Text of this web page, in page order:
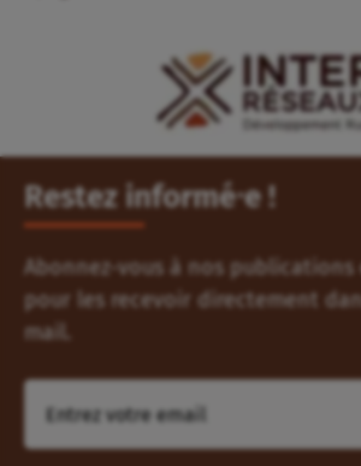
Restez informé⸱e !
Abonnez-vous à nos
pour les recevoir directement
mail.